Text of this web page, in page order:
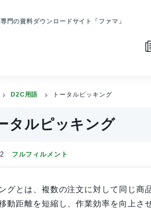
門の資料ダウンロードサイト「ファマ」
D2C用語 トータルピッキング
タルピッキング
フルフィルメント
グとは、複数の注文に対して同じ
動距離を短縮し、作業効率を向上